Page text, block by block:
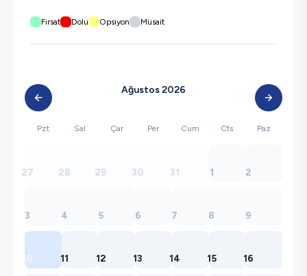
Fırsat Dolu Opsiyon Müsait
Ağustos 2026
Pzt Sal Çar Per Cum Cts Paz
27 28 29 30 31 1 2
3 4 5 6 7 8 9
10 11 12 13 14 15 16